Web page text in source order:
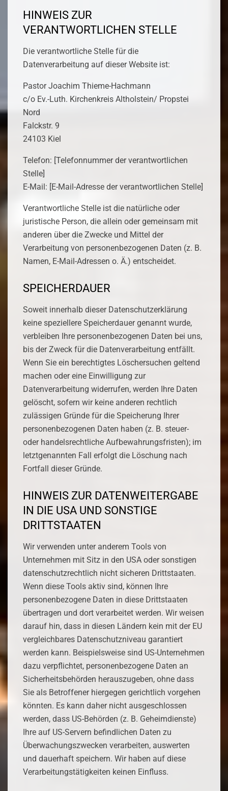
HINWEIS ZUR
VERANTWORTLICHEN STELLE
Die verantwortliche Stelle für die
Datenverarbeitung auf dieser Website ist:
Pastor Joachim Thieme-Hachmann
c/o Ev.-Luth. Kirchenkreis Altholstein/ Propstei
Nord
Falckstr. 9
24103 Kiel
Telefon: [Telefonnummer der verantwortlichen
Stelle]
E-Mail: [E-Mail-Adresse der verantwortlichen Stelle]
Verantwortliche Stelle ist die natürliche oder
juristische Person, die allein oder gemeinsam mit
anderen über die Zwecke und Mittel der
Verarbeitung von personenbezogenen Daten (z. B.
Namen, E-Mail-Adressen o. Ä.) entscheidet.
SPEICHERDAUER
Soweit innerhalb dieser Datenschutzerklärung
keine speziellere Speicherdauer genannt wurde,
verbleiben Ihre personenbezogenen Daten bei uns,
bis der Zweck für die Datenverarbeitung entfällt.
Wenn Sie ein berechtigtes Löschersuchen geltend
machen oder eine Einwilligung zur
Datenverarbeitung widerrufen, werden Ihre Daten
gelöscht, sofern wir keine anderen rechtlich
zulässigen Gründe für die Speicherung Ihrer
personenbezogenen Daten haben (z. B. steuer-
oder handelsrechtliche Aufbewahrungsfristen); im
letztgenannten Fall erfolgt die Löschung nach
Fortfall dieser Gründe.
HINWEIS ZUR DATENWEITERGABE
IN DIE USA UND SONSTIGE
DRITTSTAATEN
Wir verwenden unter anderem Tools von
Unternehmen mit Sitz in den USA oder sonstigen
datenschutzrechtlich nicht sicheren Drittstaaten.
Wenn diese Tools aktiv sind, können Ihre
personenbezogene Daten in diese Drittstaaten
übertragen und dort verarbeitet werden. Wir weisen
darauf hin, dass in diesen Ländern kein mit der EU
vergleichbares Datenschutzniveau garantiert
werden kann. Beispielsweise sind US-Unternehmen
dazu verpflichtet, personenbezogene Daten an
Sicherheitsbehörden herauszugeben, ohne dass
Sie als Betroffener hiergegen gerichtlich vorgehen
könnten. Es kann daher nicht ausgeschlossen
werden, dass US-Behörden (z. B. Geheimdienste)
Ihre auf US-Servern befindlichen Daten zu
Überwachungszwecken verarbeiten, auswerten
und dauerhaft speichern. Wir haben auf diese
Verarbeitungstätigkeiten keinen Einfluss.